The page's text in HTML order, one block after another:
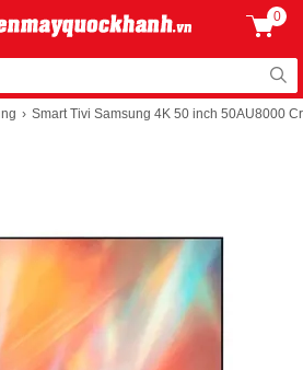
0
Smart Tivi Samsung 4K 50 inch 50AU8000